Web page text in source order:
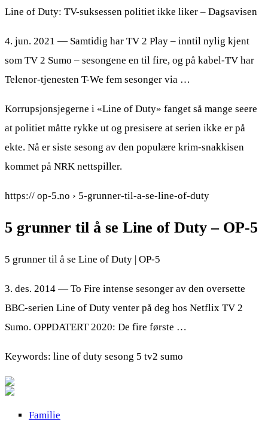
Line of Duty: TV-suksessen politiet ikke liker – Dagsavisen
4. jun. 2021 — Samtidig har TV 2 Play – inntil nylig kjent
som TV 2 Sumo – sesongene en til fire, og på kabel-TV har
Telenor-tjenesten T-We fem sesonger via …
Korrupsjonsjegerne i «Line of Duty» fanget så mange seere
at politiet måtte rykke ut og presisere at serien ikke er på
ekte. Nå er siste sesong av den populære krim-snakkisen
kommet på NRK nettspiller.
https:// op-5.no › 5-grunner-til-a-se-line-of-duty
5 grunner til å se Line of Duty – OP-5
5 grunner til å se Line of Duty | OP-5
3. des. 2014 — To Fire intense sesonger av den oversette
BBC-serien Line of Duty venter på deg hos Netflix TV 2
Sumo. OPPDATERT 2020: De fire første …
Keywords: line of duty sesong 5 tv2 sumo
Familie